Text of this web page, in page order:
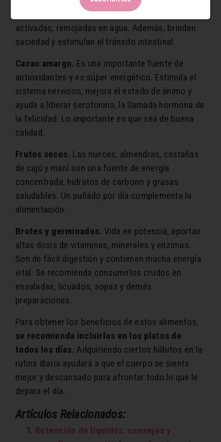
cardiovascular. Deben consumirse previamente
activadas, remojadas en agua. Además, brindan
saciedad y estimulan el tránsito intestinal.
Cacao amargo. Es una importante fuente de
antioxidantes y es súper energético. Estimula el
sistema nervioso, mejora el estado de ánimo y
ayuda a liberar serotonina, la llamada hormona de
la felicidad. Lo importante es que sea de buena
calidad.
Frutos secos. Las nueces, almendras, castañas
de cajú y maní son una fuente de energía
concentrada, hidratos de carbono y grasas
saludables. Un puñado por día complementa la
alimentación.
Brotes y germinados. Vida en potencia, aportan
altas dosis de vitaminas, minerales y enzimas.
Son de fácil digestión y contienen mucha energía
vital. Se recomienda consumirlos crudos en
ensaladas, licuados, sopas y demás
preparaciones.
Para obtener los beneficios de estos alimentos,
se recomienda incluirlos en los platos de
todos los días. Adquiriendo ciertos hábitos en la
rutina diaria ayudará a que el cuerpo se sienta
mejor y descansado para afrontar todo lo que le
depara el día.
Artículos Relacionados:
Retención de líquidos: consejos y